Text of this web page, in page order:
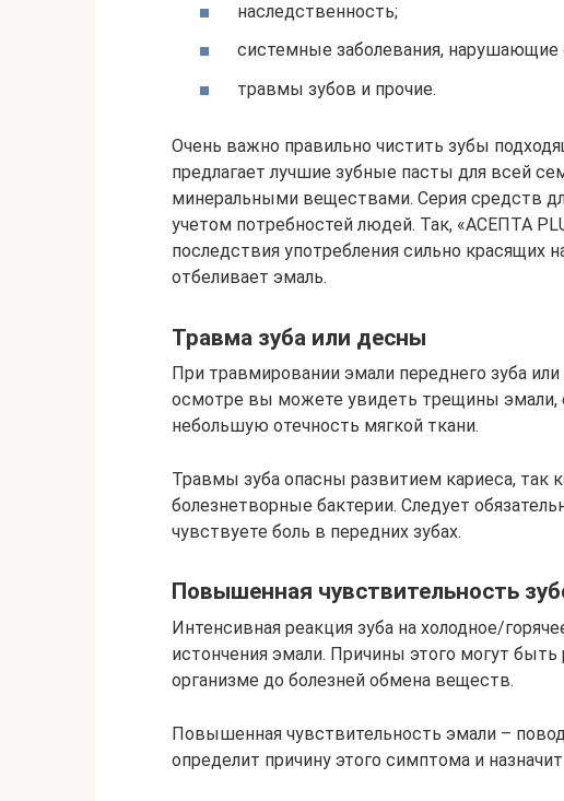
наследственность;
системные заболевания,
травмы зубов и прочие.
Очень важно правильно чистить зубы
предлагает лучшие зубные пасты для всей
минеральными веществами. Серия средств
учетом потребностей людей. Так, «АСЕПТА
последствия употребления сильно красящих
отбеливает эмаль.
Травма зуба или десны
При травмировании эмали переднего зуба
осмотре вы можете увидеть трещины эмали,
небольшую отечность мягкой ткани.
Травмы зуба опасны развитием кариеса, так
болезнетворные бактерии. Следует
чувствуете боль в передних зубах.
Повышенная чувствительность
Интенсивная реакция зуба на холодное/
истончения эмали. Причины этого могут
организме до болезней обмена веществ.
Повышенная чувствительность эмали –
определит причину этого симптома и